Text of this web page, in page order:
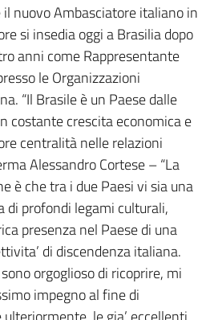
nuovo Ambasciatore italiano in
si insedia oggi a Brasilia dopo
anni come Rappresentante
le Organizzazioni
“Il Brasile è un Paese dalle
costante crescita economica e
centralità nelle relazioni
Alessandro Cortese – “La
è che tra i due Paesi vi sia una
profondi legami culturali,
presenza nel Paese di una
di discendenza italiana.
orgoglioso di ricoprire, mi
impegno al fine di